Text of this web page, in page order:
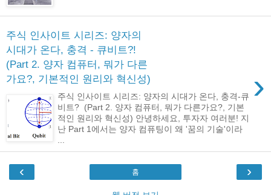
주식 인사이트 시리즈: 양자의
시대가 온다, 충격 - 큐비트?!
(Part 2. 양자 컴퓨터, 뭐가 다른
가요?, 기본적인 원리와 혁신성)
›
주식 인사이트 시리즈: 양자의 시대가 온다, 충격-큐
비트? (Part 2. 양자 컴퓨터, 뭐가 다른가요?, 기본
적인 원리와 혁신성) 안녕하세요, 투자자 여러분! 지
난 Part 1에서는 양자 컴퓨팅이 왜 '꿈의 기술'이라
...
‹ ›
홈